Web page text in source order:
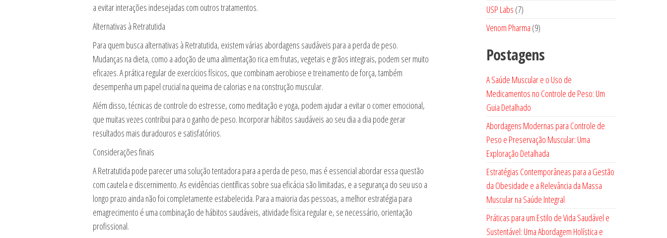
a evitar interações indesejadas com outros tratamentos.
Alternativas à Retratutida
Para quem busca alternativas à Retratutida, existem várias abordagens saudáveis para a perda de peso.
Mudanças na dieta, como a adoção de uma alimentação rica em frutas, vegetais e grãos integrais, podem ser muito
eficazes. A prática regular de exercícios físicos, que combinam aerobiose e treinamento de força, também
desempenha um papel crucial na queima de calorias e na construção muscular.
Além disso, técnicas de controle do estresse, como meditação e yoga, podem ajudar a evitar o comer emocional,
que muitas vezes contribui para o ganho de peso. Incorporar hábitos saudáveis ao seu dia a dia pode gerar
resultados mais duradouros e satisfatórios.
Considerações finais
A Retratutida pode parecer uma solução tentadora para a perda de peso, mas é essencial abordar essa questão
com cautela e discernimento. As evidências científicas sobre sua eficácia são limitadas, e a segurança do seu uso a
longo prazo ainda não foi completamente estabelecida. Para a maioria das pessoas, a melhor estratégia para
emagrecimento é uma combinação de hábitos saudáveis, atividade física regular e, se necessário, orientação
profissional.
USP Labs 77
produtos
Venom Pharma 99
Postagens
A Saúde Muscular e o Uso de
Medicamentos no Controle de Peso: Um
Guia Detalhado
Abordagens Modernas para Controle de
Peso e Preservação Muscular: Uma
Exploração Detalhada
Estratégias Contemporâneas para a Gestão
da Obesidade e a Relevância da Massa
Muscular na Saúde Integral
Práticas para um Estilo de Vida Saudável e
Sustentável: Uma Abordagem Holística e